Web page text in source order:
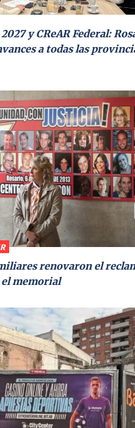
y CReAR Federal:
a todas las
renovaron el
memorial